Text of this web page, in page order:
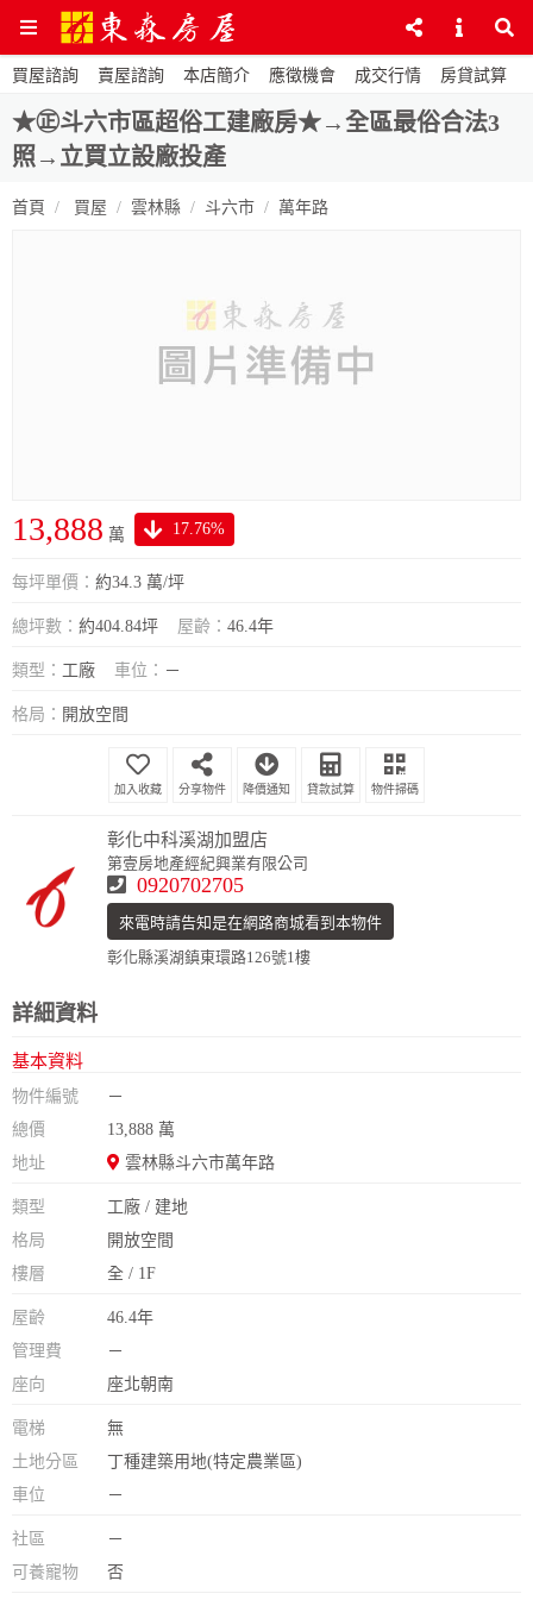
買屋諮詢 賣屋諮詢 本店簡介 應徵機會 成交行情 房貸試算
★㊣斗六市區超俗工建廠房★→全區最俗合法3
照→立買立設廠投產
首頁 買屋 雲林縣 斗六市 萬年路
13,888 萬 17.76%
每坪單價： 約34.3 萬/坪
總坪數： 約404.84坪 屋齡： 46.4年
類型： 工廠 車位： －
格局： 開放空間
分享物件 降價通知 貸款試算 物件掃碼
彰化中科溪湖加盟店
第壹房地產經紀興業有限公司
0920702705
來電時請告知是在網路商城看到本物件
彰化縣溪湖鎮東環路126號1樓
詳細資料
基本資料
物件編號
－
總價
13,888 萬
地址
雲林縣斗六市萬年路
類型
工廠 / 建地
格局
開放空間
樓層
全 / 1F
屋齡
46.4年
管理費
－
座向
座北朝南
電梯
無
土地分區
丁種建築用地(特定農業區)
車位
－
社區
－
可養寵物
否